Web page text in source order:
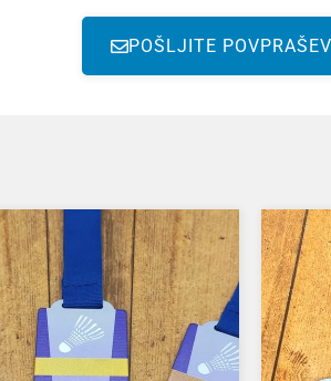
POŠLJITE